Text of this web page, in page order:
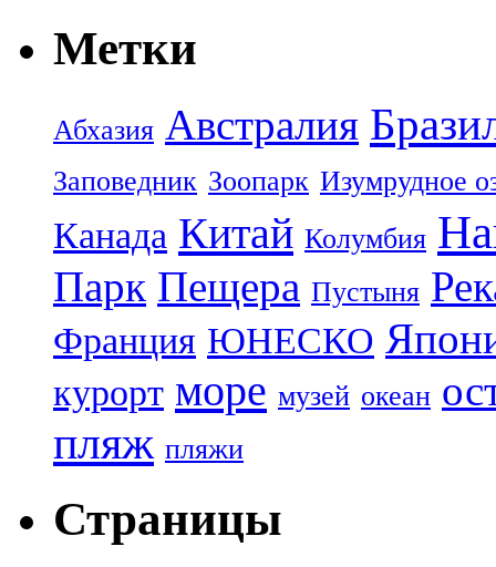
Метки
Абхазия Австралия
Заповедник Зоопарк Изумрудное
Канада Китай Колумбия
Парк Пещера Пустыня
Франция ЮНЕСКО
курорт море музей океан
пляж пляжи
Страницы